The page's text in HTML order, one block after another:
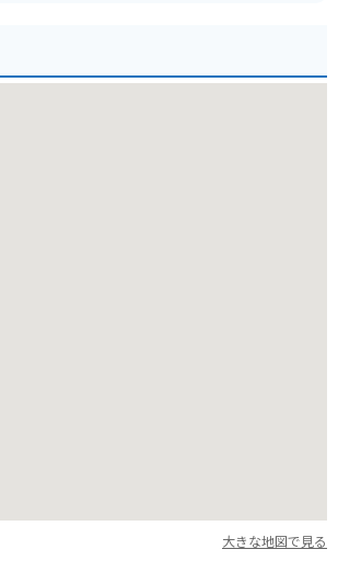
、市場の近くに無料の駐輪場があるので安
大きな地図で見る